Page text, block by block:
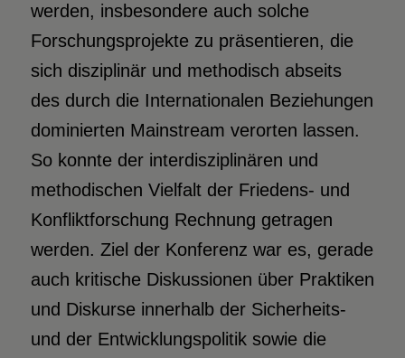
werden, insbesondere auch solche
Forschungsprojekte zu präsentieren, die
sich disziplinär und methodisch abseits
des durch die Internationalen Beziehungen
dominierten Mainstream verorten lassen.
So konnte der interdisziplinären und
methodischen Vielfalt der Friedens- und
Konfliktforschung Rechnung getragen
werden. Ziel der Konferenz war es, gerade
auch kritische Diskussionen über Praktiken
und Diskurse innerhalb der Sicherheits-
und der Entwicklungspolitik sowie die